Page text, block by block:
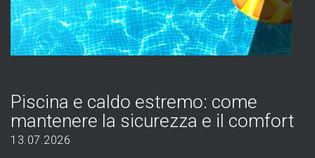
Piscina e caldo estremo: come
mantenere la sicurezza e il comfort
13.07.2026